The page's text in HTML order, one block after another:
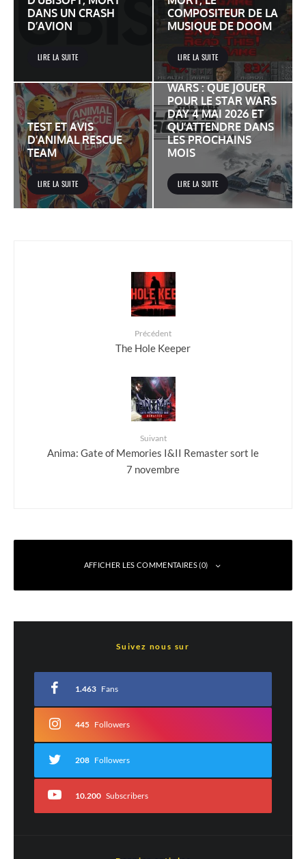
DANS UN CRASH
D’AVION
LIRE LA SUITE
COMPOSITEUR DE LA
MUSIQUE DE DOOM
LIRE LA SUITE
TEST ET AVIS
D’ANIMAL RESCUE
TEAM
LIRE LA SUITE
JEUX VIDÉO STAR
WARS : QUE JOUER
POUR LE STAR WARS
DAY 4 MAI 2026 ET
QU’ATTENDRE DANS
LES PROCHAINS
MOIS
LIRE LA SUITE
Précédent
The Hole Keeper
Suivant
Anima: Gate of Memories I&II Remaster sort le
7 novembre
AFFICHER LES COMMENTAIRES (0)
*
Commentaire*
Suivez nous sur
1.463 Fans
445 Followers
208 Followers
10.200 Subscribers